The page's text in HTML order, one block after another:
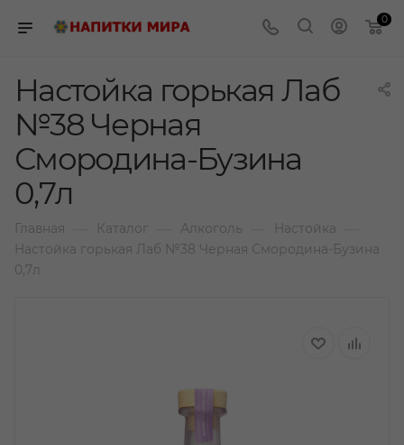
0
Настойка горькая Лаб
№38 Черная
Смородина-Бузина
0,7л
Главная Каталог Алкоголь Настойка
Настойка горькая Лаб №38 Черная Смородина-Бузина
0,7л